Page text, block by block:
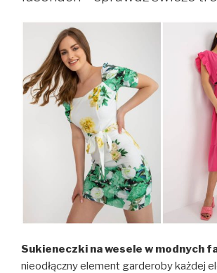
Sukieneczki na wesele w modnych
nieodłączny element garderoby każdej